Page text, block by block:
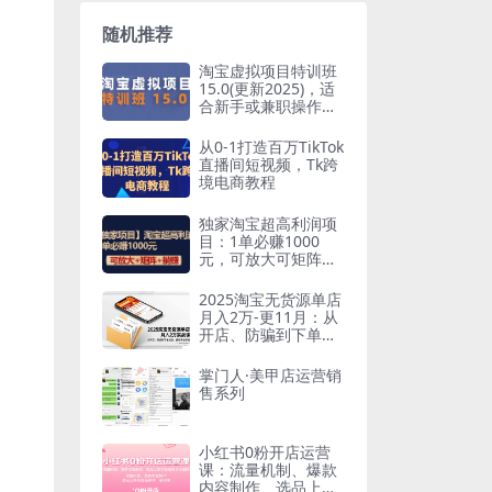
随机推荐
淘宝虚拟项目特训班
15.0(更新2025)，适
合新手或兼职操作，
从0-1打造百万TikTok
直播间短视频，Tk跨
境电商教程
独家淘宝超高利润项
目：1单必赚1000
元，可放大可矩阵操
2025淘宝无货源单店
月入2万-更11月：从
开店、防骗到下单发
掌门人·美甲店运营销
售系列
小红书0粉开店运营
课：流量机制、爆款
内容制作、选品上架